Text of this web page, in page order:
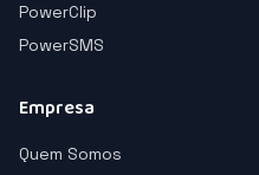
PowerClip
PowerSMS
Empresa
Quem Somos